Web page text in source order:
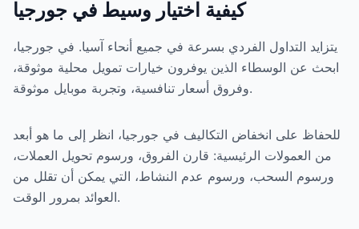
كيفية اختيار وسيط في جورجيا
يتزايد التداول الفردي بسرعة في جميع أنحاء آسيا. في جورجيا،
ابحث عن الوسطاء الذين يوفرون خيارات تمويل محلية موثوقة،
وفروق أسعار تنافسية، وتجربة موبايل موثوقة.
للحفاظ على انخفاض التكاليف في جورجيا، انظر إلى ما هو أبعد
من العمولات الرئيسية: قارن الفروق، ورسوم تحويل العملات،
ورسوم السحب، ورسوم عدم النشاط، التي يمكن أن تقلل من
العوائد بمرور الوقت.